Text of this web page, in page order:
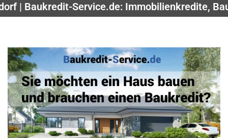
| Baukredit-Service.de: Immobilienkredite,